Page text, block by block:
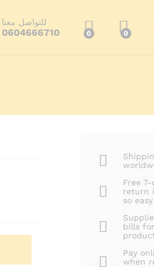
للتواصل معنا
0604666710 0 0
Free 7-
return
so easy
bills
Pay
when
300.00